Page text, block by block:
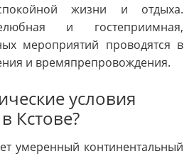
жизни и отдыха.
и гостеприимная,
мероприятий проводятся в
и времяпрепровождения.
условия
Кстове?
умеренный континентальный